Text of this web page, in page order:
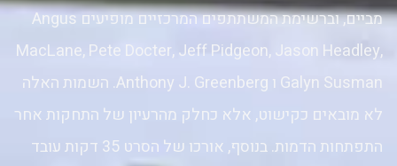
מביים, וברשימת המשתתפים המרכזיים מופיעים Angus
MacLane, Pete Docter, Jeff Pidgeon, Jason Headley,
Galyn Susman ו Anthony J. Greenberg. השמות האלה
לא מובאים כקישוט, אלא כחלק מהרעיון של התחקות אחר
התפתחות הדמות. בנוסף, אורכו של הסרט 35 דקות עובד